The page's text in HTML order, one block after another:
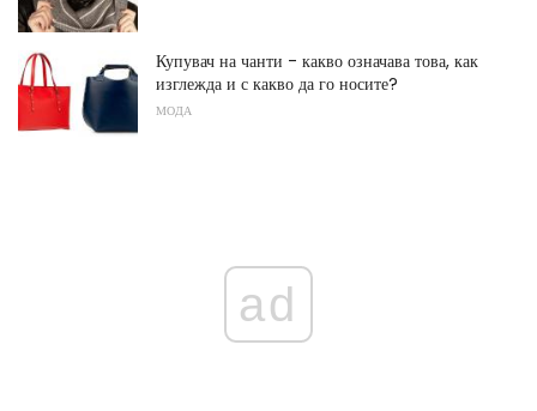
Купувач на чанти - какво означава това, как
изглежда и с какво да го носите?
МОДА
ad